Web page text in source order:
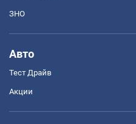
ЗНО
Авто
Тест Драйв
Акции